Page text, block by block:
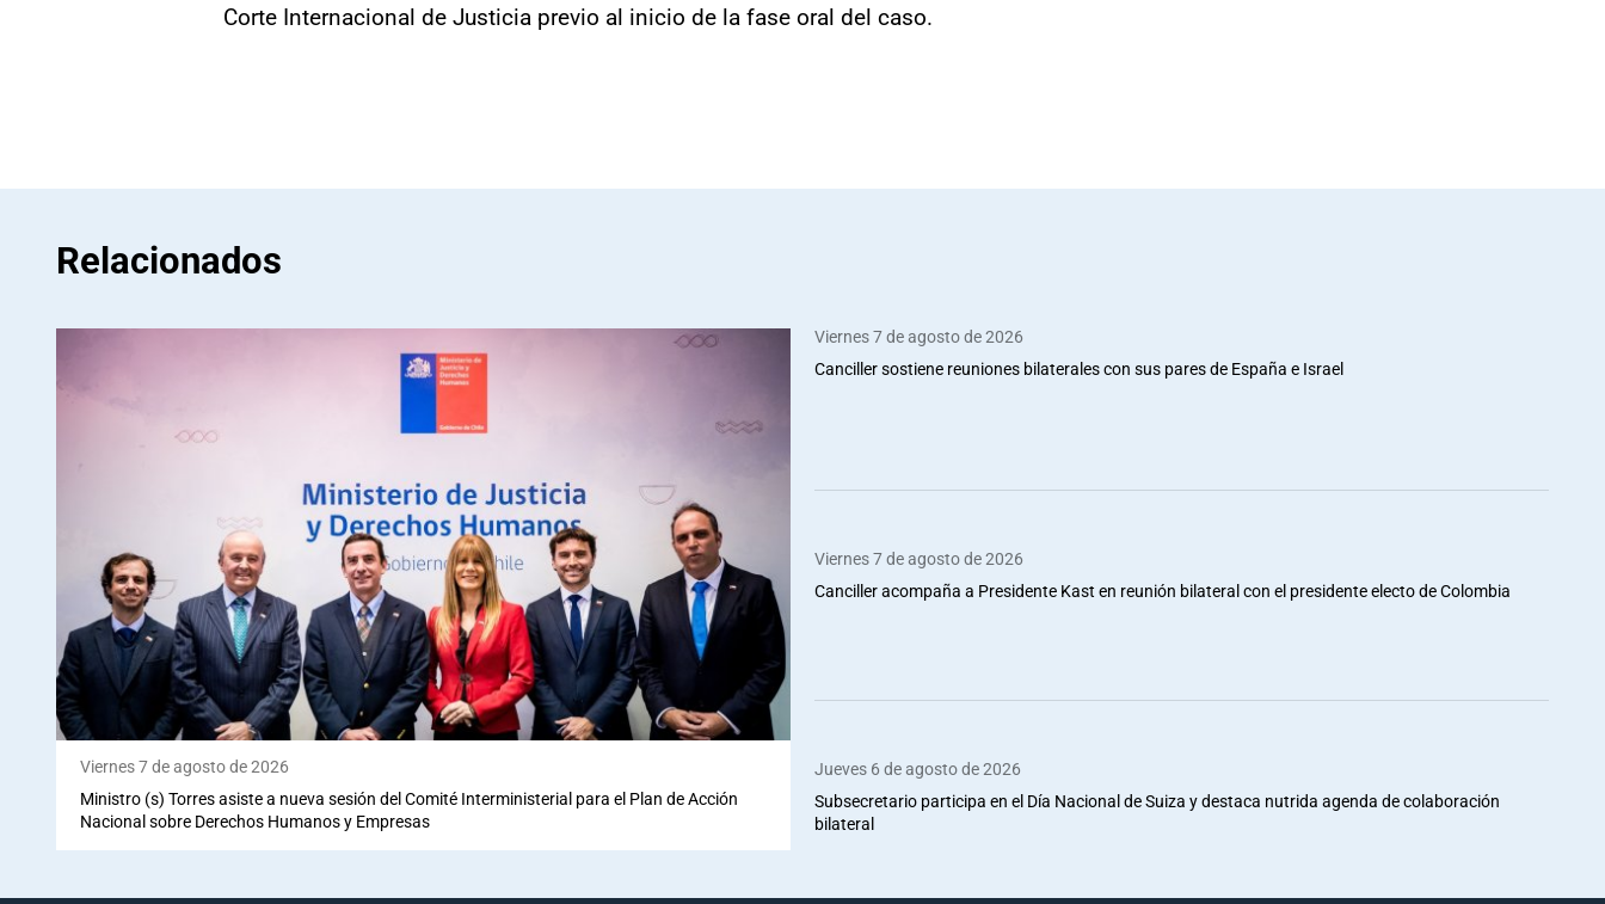
Corte Internacional de Justicia previo al inicio de la fase oral del caso.
Relacionados
Viernes 7 de agosto de 2026
Ministro (s) Torres asiste a nueva sesión del Comité Interministerial para el Plan de Acción
Nacional sobre Derechos Humanos y Empresas
Viernes 7 de agosto de 2026
Canciller sostiene reuniones bilaterales con sus pares de España e Israel
Viernes 7 de agosto de 2026
Canciller acompaña a Presidente Kast en reunión bilateral con el presidente electo de Colombia
Jueves 6 de agosto de 2026
Subsecretario participa en el Día Nacional de Suiza y destaca nutrida agenda de colaboración
bilateral